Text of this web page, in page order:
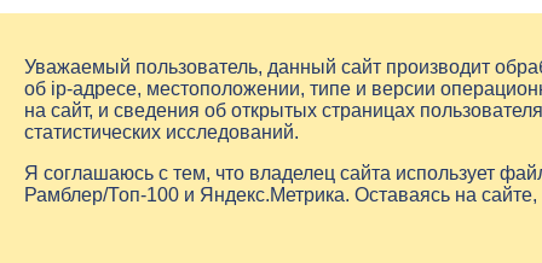
Уважаемый пользователь, данный сайт производит
об ip-адресе, местоположении, типе и версии
на сайт, и сведения об открытых страницах
статистических исследований.
Я соглашаюсь с тем, что владелец сайта использует
Рамблер/Топ-100 и Яндекс.Метрика. Оставаясь на